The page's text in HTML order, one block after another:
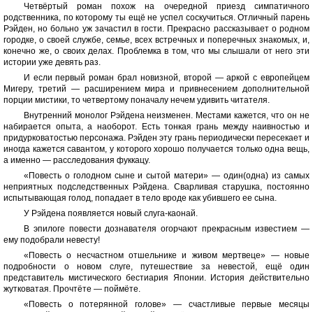
Четвёртый роман похож на очередной приезд симпатичного
родственника, по которому ты ещё не успел соскучиться. Отличный парень
Рэйден, но больно уж зачастил в гости. Прекрасно рассказывает о родном
городке, о своей службе, семье, всех встречных и поперечных знакомых, и,
конечно же, о своих делах. Проблемка в том, что мы слышали от него эти
истории уже девять раз.
И если первый роман брал новизной, второй — аркой с европейцем
Мигеру, третий — расширением мира и привнесением дополнительной
порции мистики, то четвертому поначалу нечем удивить читателя.
Внутренний монолог Рэйдена неизменен. Местами кажется, что он не
набирается опыта, а наоборот. Есть тонкая грань между наивностью и
придурковатостью персонажа. Рэйден эту грань периодически пересекает и
иногда кажется савантом, у которого хорошо получается только одна вещь,
а именно — расследования фуккацу.
«Повесть о голодном сыне и сытой матери» — один(одна) из самых
неприятных подследственных Рэйдена. Сварливая старушка, постоянно
испытывающая голод, попадает в тело вроде как убившего ее сына.
У Рэйдена появляется новый слуга-каонай.
В эпилоге повести дознавателя огорчают прекрасным известием —
ему подобрали невесту!
«Повесть о несчастном отшельнике и живом мертвеце» — новые
подробности о новом слуге, путешествие за невестой, ещё один
представитель мистического бестиария Японии. История действительно
жутковатая. Прочтёте — поймёте.
«Повесть о потерянной голове» — счастливые первые месяцы